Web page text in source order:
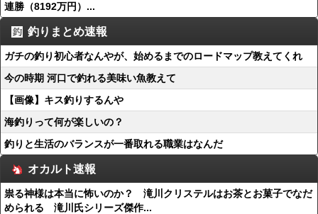
連勝（8192万円）...
釣りまとめ速報
ガチの釣り初心者なんやが、始めるまでのロードマップ教えてくれ
今の時期 河口で釣れる美味い魚教えて
【画像】キス釣りするんや
海釣りって何が楽しいの？
釣りと生活のバランスが一番取れる職業はなんだ
オカルト速報
祟る神様は本当に怖いのか？ 滝川クリステルはお茶とお菓子でなだ
められる 滝川氏シリーズ傑作...